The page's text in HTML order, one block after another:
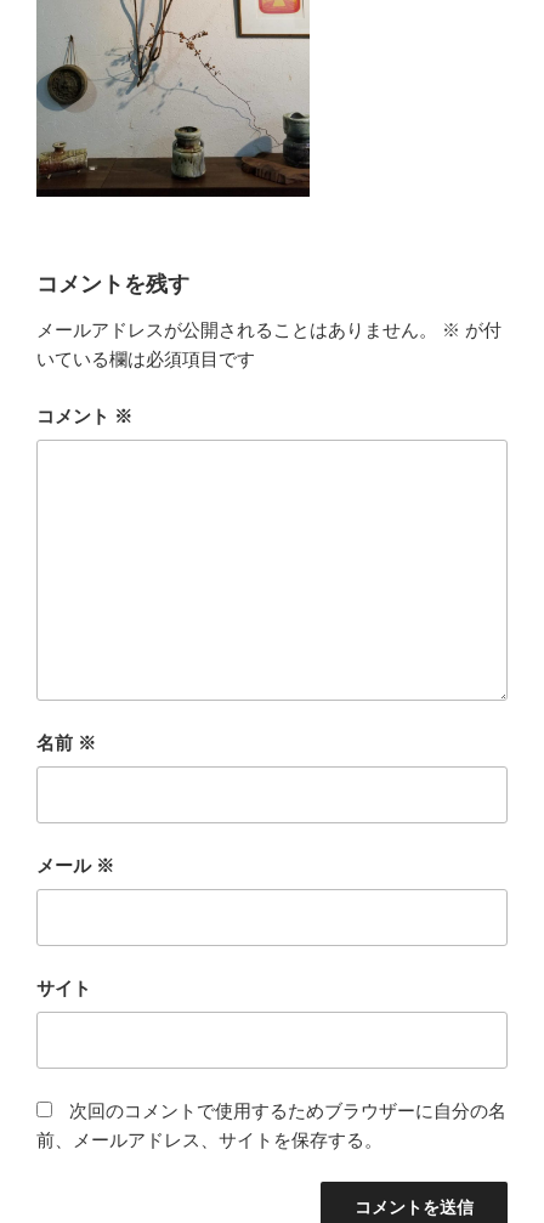
コメントを残す
メールアドレスが公開されることはありません。 ※ が付
いている欄は必須項目です
コメント ※
名前 ※
メール ※
サイト
次回のコメントで使用するためブラウザーに自分の名
前、メールアドレス、サイトを保存する。